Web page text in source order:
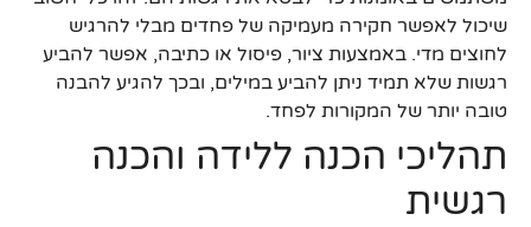
שיכול לאפשר חקירה מעמיקה של פחדים מבלי להרגיש
לחוצים מדי. באמצעות ציור, פיסול או כתיבה, אפשר להביע
רגשות שלא תמיד ניתן להביע במילים, ובכך להגיע להבנה
טובה יותר של המקורות לפחד.
תהליכי הכנה ללידה והכנה
רגשית